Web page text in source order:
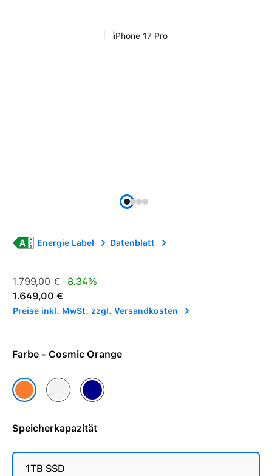
Bildergalerie überspringen
Energie Label Datenblatt
Verkaufspreis:
Regulärer Preis:
1.799,00 € -8.34%
1.649,00 €
Preise inkl. MwSt. zzgl. Versandkosten
Farbe - Cosmic Orange
Cosmic Orange
Silber Tiefblau
Speicherkapazität
1TB SSD